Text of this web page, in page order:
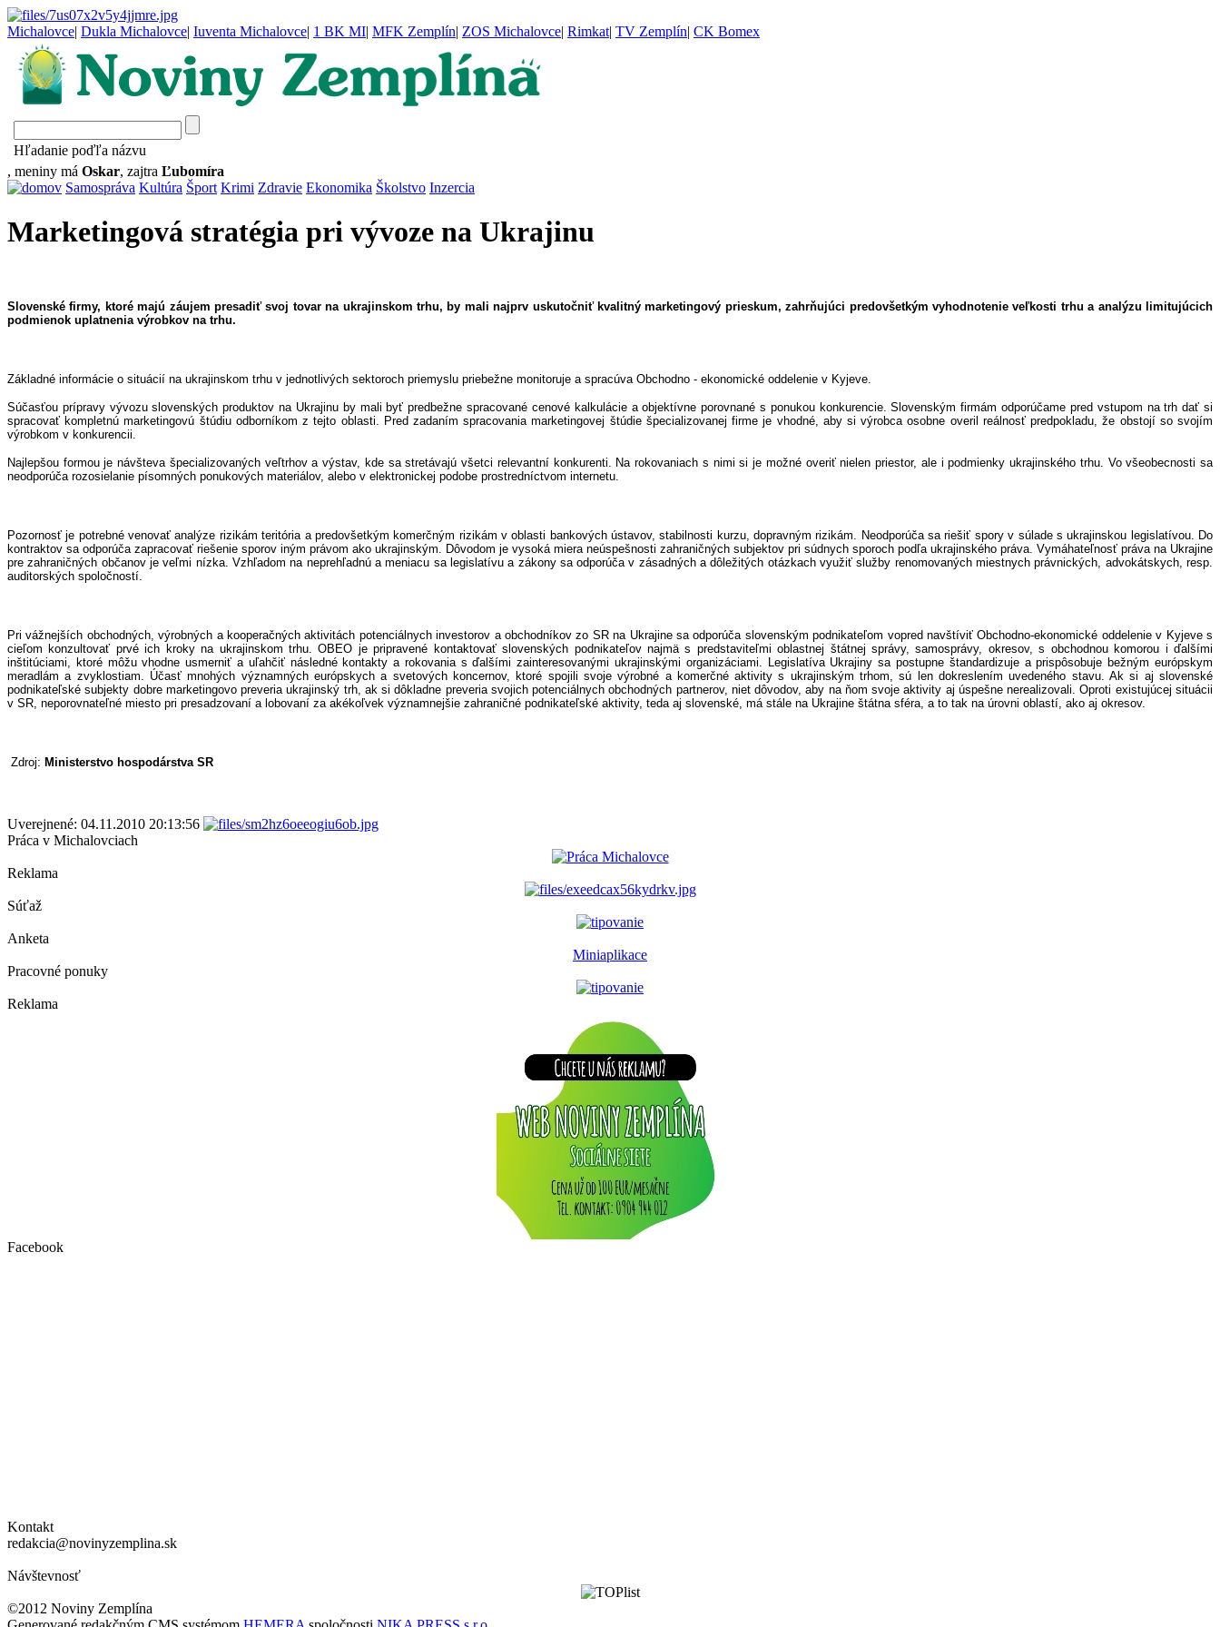
Michalovce| Dukla Michalovce| Iuventa Michalovce| 1 BK MI| MFK Zemplín| ZOS Michalovce| Rimkat| TV Zemplín| CK Bomex
Hľadanie poďľa názvu
, meniny má Oskar, zajtra Ľubomíra
Samospráva Kultúra Šport Krimi Zdravie Ekonomika Školstvo Inzercia
Marketingová stratégia pri vývoze na Ukrajinu
Slovenské firmy, ktoré majú záujem presadiť svoj tovar na ukrajinskom trhu, by mali najprv uskutočniť kvalitný marketingový prieskum, zahrňujúci predovšetkým vyhodnotenie veľkosti trhu a analýzu limitujúcich
podmienok uplatnenia výrobkov na trhu.
Základné informácie o situácií na ukrajinskom trhu v jednotlivých sektoroch priemyslu priebežne monitoruje a spracúva Obchodno - ekonomické oddelenie v Kyjeve.
Súčasťou prípravy vývozu slovenských produktov na Ukrajinu by mali byť predbežne spracované cenové kalkulácie a objektívne porovnané s ponukou konkurencie. Slovenským firmám odporúčame pred vstupom na trh dať si
spracovať kompletnú marketingovú štúdiu odborníkom z tejto oblasti. Pred zadaním spracovania marketingovej štúdie špecializovanej firme je vhodné, aby si výrobca osobne overil reálnosť predpokladu, že obstojí so svojím
výrobkom v konkurencii.
Najlepšou formou je návšteva špecializovaných veľtrhov a výstav, kde sa stretávajú všetci relevantní konkurenti. Na rokovaniach s nimi si je možné overiť nielen priestor, ale i podmienky ukrajinského trhu. Vo všeobecnosti sa
neodporúča rozosielanie písomných ponukových materiálov, alebo v elektronickej podobe prostredníctvom internetu.
Pozornosť je potrebné venovať analýze rizikám teritória a predovšetkým komerčným rizikám v oblasti bankových ústavov, stabilnosti kurzu, dopravným rizikám. Neodporúča sa riešiť spory v súlade s ukrajinskou legislatívou. Do
kontraktov sa odporúča zapracovať riešenie sporov iným právom ako ukrajinským. Dôvodom je vysoká miera neúspešnosti zahraničných subjektov pri súdnych sporoch podľa ukrajinského práva. Vymáhateľnosť práva na Ukrajine
pre zahraničných občanov je veľmi nízka. Vzhľadom na neprehľadnú a meniacu sa legislatívu a zákony sa odporúča v zásadných a dôležitých otázkach využiť služby renomovaných miestnych právnických, advokátskych, resp.
auditorských spoločností.
Pri vážnejších obchodných, výrobných a kooperačných aktivitách potenciálnych investorov a obchodníkov zo SR na Ukrajine sa odporúča slovenským podnikateľom vopred navštíviť Obchodno-ekonomické oddelenie v Kyjeve s
cieľom konzultovať prvé ich kroky na ukrajinskom trhu. OBEO je pripravené kontaktovať slovenských podnikateľov najmä s predstaviteľmi oblastnej štátnej správy, samosprávy, okresov, s obchodnou komorou i ďalšími
inštitúciami, ktoré môžu vhodne usmerniť a uľahčiť následné kontakty a rokovania s ďalšími zainteresovanými ukrajinskými organizáciami. Legislatíva Ukrajiny sa postupne štandardizuje a prispôsobuje bežným európskym
meradlám a zvyklostiam. Účasť mnohých významných európskych a svetových koncernov, ktoré spojili svoje výrobné a komerčné aktivity s ukrajinským trhom, sú len dokreslením uvedeného stavu. Ak si aj slovenské
podnikateľské subjekty dobre marketingovo preveria ukrajinský trh, ak si dôkladne preveria svojich potenciálnych obchodných partnerov, niet dôvodov, aby na ňom svoje aktivity aj úspešne nerealizovali. Oproti existujúcej situácii
v SR, neporovnateľné miesto pri presadzovaní a lobovaní za akékoľvek významnejšie zahraničné podnikateľské aktivity, teda aj slovenské, má stále na Ukrajine štátna sféra, a to tak na úrovni oblastí, ako aj okresov.
Zdroj: Ministerstvo hospodárstva SR
Uverejnené: 04.11.2010 20:13:56
Práca v Michalovciach
Reklama
Súťaž
Anketa
Miniaplikace
Pracovné ponuky
Reklama
Facebook
Kontakt
redakcia@novinyzemplina.sk
Návštevnosť
©2012 Noviny Zemplína